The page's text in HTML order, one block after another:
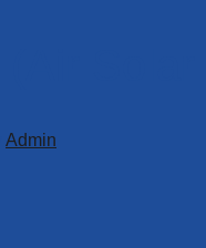
Solar
Admin